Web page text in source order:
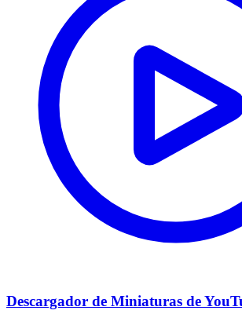
Descargador de Miniaturas de